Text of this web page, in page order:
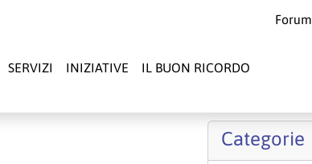
Forum
SERVIZI INIZIATIVE IL BUON RICORDO
Categorie